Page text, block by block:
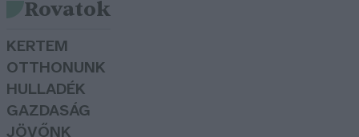
Rovatok
KERTEM
OTTHONUNK
HULLADÉK
GAZDASÁG
JÖVŐNK